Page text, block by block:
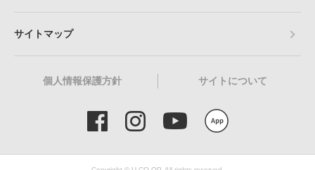
サイトマップ
個人情報保護方針 サイトについて